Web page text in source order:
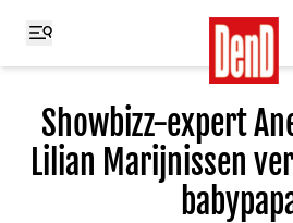
Showbizz-expert
Lilian Marijnissen